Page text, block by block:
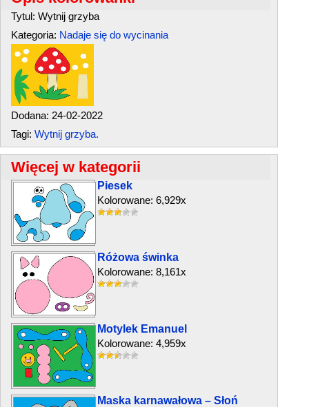
Tytul: Wytnij grzyba
Kategoria: Nadaje się do wycinania
Dodana: 24-02-2022
Tagi: Wytnij grzyba.
Więcej w kategorii
Piesek
Kolorowane: 6,929x
Różowa świnka
Kolorowane: 8,161x
Motylek Emanuel
Kolorowane: 4,959x
Maska karnawałowa – Słoń